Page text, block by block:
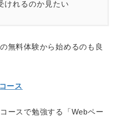
けれるのか見たい
無料体験から始めるのも良
ース
ースで勉強する「Webペー